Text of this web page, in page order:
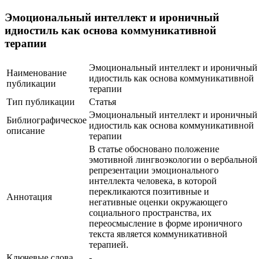
Эмоциональный интеллект и ироничный
идиостиль как основа коммуникативной
терапии
Наименование
публикации
Эмоциональный интеллект и ироничный
идиостиль как основа коммуникативной
терапии
Тип публикации
Статья
Библиографическое
описание
Эмоциональный интеллект и ироничный
идиостиль как основа коммуникативной
терапии
Аннотация
В статье обосновано положение
эмотивной лингвоэкологии о вербальной
репрезентации эмоционального
интеллекта человека, в которой
перекликаются позитивные и
негативные оценки окружающего
социального пространства, их
переосмысление в форме ироничного
текста является коммуникативной
терапией.